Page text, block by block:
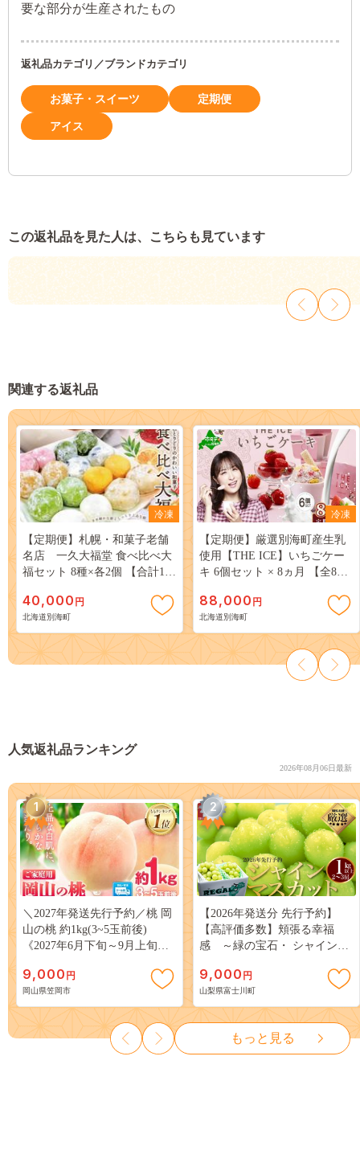
要な部分が生産されたもの
返礼品カテゴリ／ブランドカテゴリ
お菓子・スイーツ 定期便
アイス
この返礼品を見た人は、こちらも見ています
関連する返礼品
冷凍
【定期便】札幌・和菓子老舗
名店 一久大福堂 食べ比べ大
福セット 8種×各2個 【合計16
40,000 円
北海道別海町
冷凍
【定期便】厳選別海町産生乳
使用【THE ICE】いちごケー
キ 6個セット × 8ヵ月 【全8
88,000 円
北海道別海町
人気返礼品ランキング
2026年08月06日最新
1
＼2027年発送先行予約／桃 岡
山の桃 約1kg(3~5玉前後)
《2027年6月下旬～9月上旬頃
岡山 はくとう スイーツ フル
ーツ 果物 デザート 旬 モモ も
も 先行予約 送料無料 果物 岡
山県 笠岡市 清水白桃 白鳳 白
麗 クール便---
kasaoka_zsy_419_100---
9,000 円
岡山県笠岡市
2
【2026年発送分 先行予約】
【高評価多数】頬張る幸福
感 ～緑の宝石・ シャインマ
３房） フルーツ 山梨県産 果
物 くだもの シャイン マスカ
ット ぶどう ブドウ 葡萄 大粒
種なし 先行予約 富士川町
10000円 一万円 9000円 九千円
9,000 円
山梨県富士川町
もっと見る